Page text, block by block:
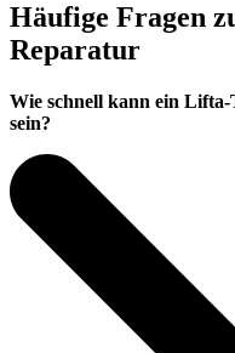
Häufige Fragen
Reparatur
Wie schnell kann ein
sein?